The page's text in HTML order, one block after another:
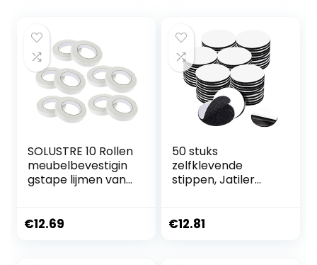
SOLUSTRE 10 Rollen
meubelbevestigin
gstape lijmen van
kastreparaties
€12.69
50 stuks
zelfklevende
stippen, Jatiler
vlekken, diameter
€12.81